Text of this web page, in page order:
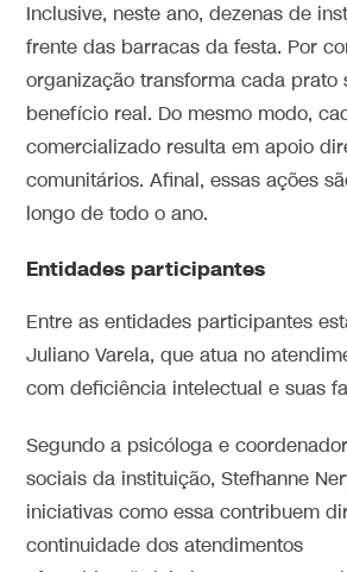
Inclusive, neste ano, dezenas de
frente das barracas da festa. Por
organização transforma cada prato
benefício real. Do mesmo modo,
comercializado resulta em apoio
comunitários. Afinal, essas ações
longo de todo o ano.
Entidades participantes
Entre as entidades participantes
Juliano Varela, que atua no
com deficiência intelectual e suas
Segundo a psicóloga e
sociais da instituição, Stefhanne
iniciativas como essa contribuem
continuidade dos atendimentos